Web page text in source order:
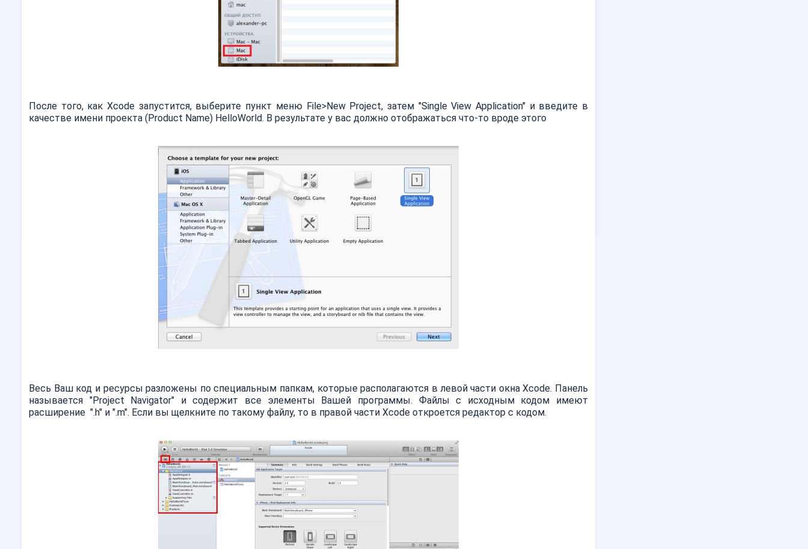
После того, как Xcode запустится, выберите пункт меню File>New Project, затем "Single View Application" и введите в
качестве имени проекта (Product Name) HelloWorld. В результате у вас должно отображаться что-то вроде этого
Весь Ваш код и ресурсы разложены по специальным папкам, которые располагаются в левой части окна Xcode. Панель
называется "Project Navigator" и содержит все элементы Вашей программы. Файлы с исходным кодом имеют
расширение ".h" и ".m". Если вы щелкните по такому файлу, то в правой части Xcode откроется редактор с кодом.